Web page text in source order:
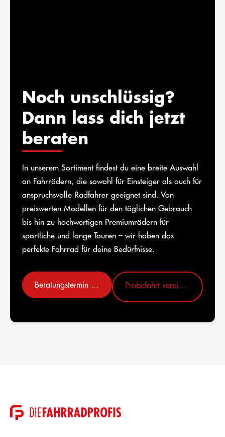
Noch unschlüssig?
Dann lass dich jetzt
beraten
In unserem Sortiment findest du eine breite Auswahl
an Fahrrädern, die sowohl für Einsteiger als auch für
anspruchsvolle Radfahrer geeignet sind. Von
preiswerten Modellen für den täglichen Gebrauch
bis hin zu hochwertigen Premiumrädern für
sportliche und lange Touren – wir haben das
perfekte Fahrrad für deine Bedürfnisse.
Beratungstermin vereinbaren Probefahrt vereinbaren